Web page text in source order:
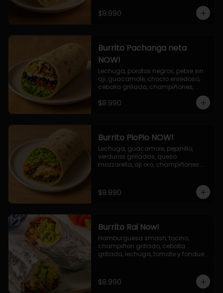
$8.990
Burrito Pachanga neta
NOW!
Lechuga, porotos negros, pebre sin
aji, guacamole, choclo enredoso,
cebolla grillada, champiñones,
$8.990
Burrito PioPio NOW!
Lechuga, guacamole, pepinillo,
verduras grilladas, queso
mozzarella, aji oro, champiñones
$8.990
Burrito Rai Now!
Hamburguesa smash, tocino,
champiñon grillado, cebolla
grillada, lechuga, tomate y fondue
$8.990